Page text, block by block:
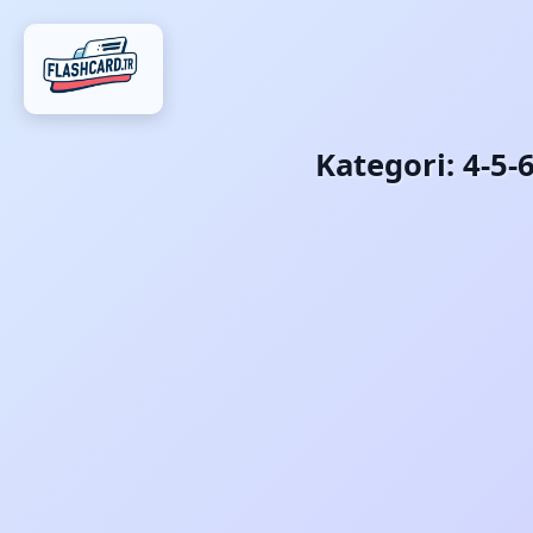
Kategori: 4-5-